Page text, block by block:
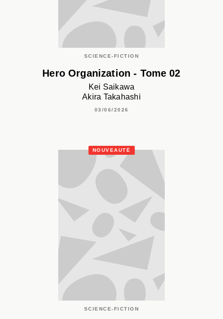
SCIENCE-FICTION
Hero Organization - Tome 02
Kei Saikawa
Akira Takahashi
03/06/2026
NOUVEAUTÉ
SCIENCE-FICTION